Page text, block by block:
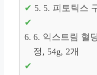
5. 피토틱스
6. 익스트림 혈
정, 54g, 2개